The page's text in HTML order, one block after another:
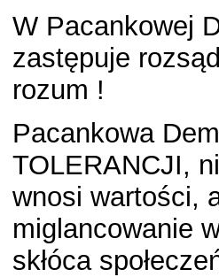
W Pacankowej
zastępuje
rozum !
Pacankowa
TOLERANCJI,
wnosi wartości,
miglancowanie
skłóca